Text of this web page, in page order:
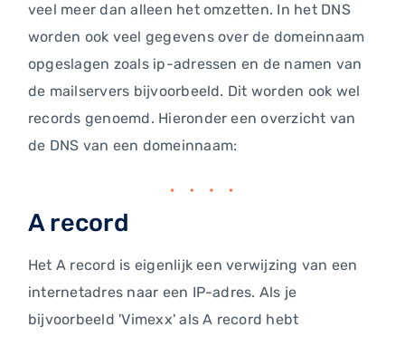
veel meer dan alleen het omzetten. In het DNS
worden ook veel gegevens over de domeinnaam
opgeslagen zoals ip-adressen en de namen van
de mailservers bijvoorbeeld. Dit worden ook wel
records genoemd. Hieronder een overzicht van
de DNS van een domeinnaam:
A record
Het A record is eigenlijk een verwijzing van een
internetadres naar een IP-adres. Als je
bijvoorbeeld 'Vimexx' als A record hebt